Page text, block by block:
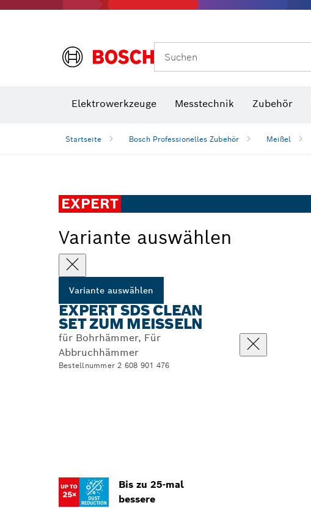
Suchen
Elektrowerkzeuge Messtechnik Zubehör
Startseite Bosch Professionelles Zubehör Meißel
EXPERT
Variante auswählen
Variante auswählen
EXPERT SDS CLEAN
SET ZUM MEISSELN
für Bohrhämmer, Für
Abbruchhämmer
Bestellnummer 2 608 901 476
Bis zu 25-mal
bessere